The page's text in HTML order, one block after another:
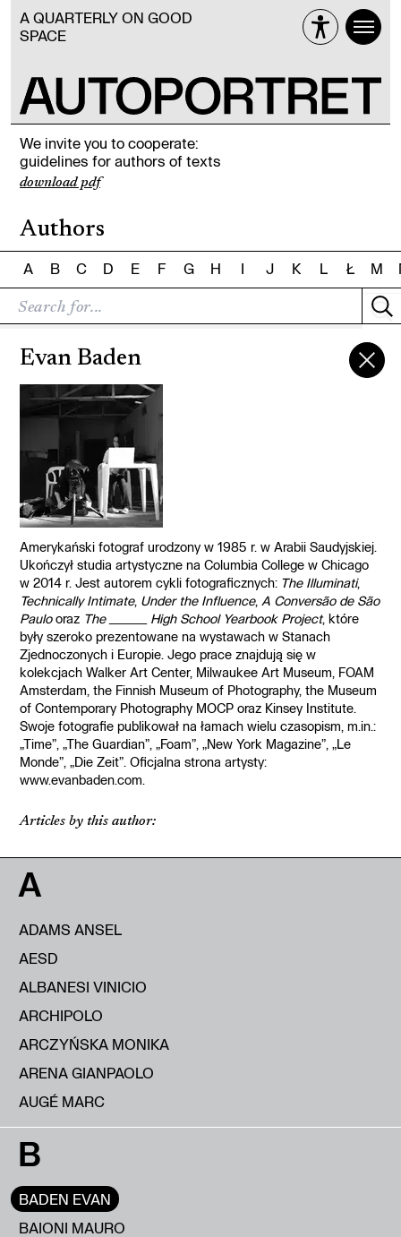
A QUARTERLY ON GOOD
SPACE
We invite you to cooperate:
guidelines for authors of texts
download pdf
Authors
A B C D E F G H I J K L Ł M
Evan Baden
Amerykański fotograf urodzony w 1985 r. w Arabii Saudyjskiej.
Ukończył studia artystyczne na Columbia College w Chicago
w 2014 r. Jest autorem cykli fotograficznych: The Illuminati,
Technically Intimate, Under the Influence, A Conversão de São
Paulooraz The _______ High School Yearbook Project, które
były szeroko prezentowane na wystawach w Stanach
Zjednoczonych i Europie. Jego prace znajdują się w
kolekcjach Walker Art Center, Milwaukee Art Museum, FOAM
Amsterdam, the Finnish Museum of Photography, the Museum
of Contemporary Photography MOCP oraz Kinsey Institute.
Swoje fotografie publikował na łamach wielu czasopism, m.in.:
„Time”, „The Guardian”, „Foam”, „New York Magazine”, „Le
Monde”, „Die Zeit”. Oficjalna strona artysty:
www.evanbaden.com.
Articles by this author:
A
ADAMS ANSEL
AESD
ALBANESI VINICIO
ARCHIPOLO
ARCZYŃSKA MONIKA
ARENA GIANPAOLO
AUGÉ MARC
B
BADEN EVAN
BAIONI MAURO